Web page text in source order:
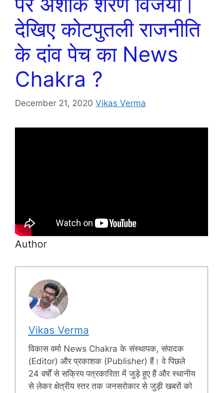
देखिए कोटपुतली राजनीति
के दांव पेच का News
Chakra ?
December 21, 2020 Vikas Verma
Author
Vikas Verma
विकास वर्मा News Chakra के संस्थापक, संपादक
(Editor) और प्रकाशक (Publisher) हैं। वे पिछले
24 वर्षों से सक्रिय पत्रकारिता में जुड़े हुए हैं और स्थानीय
से लेकर क्षेत्रीय स्तर तक जनसरोकार से जुड़ी खबरों को